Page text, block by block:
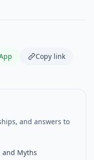
Copy link
and answers to
and Myths